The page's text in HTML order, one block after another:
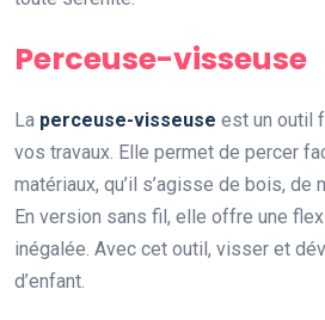
Perceuse-visseuse
La perceuse-visseuse est un outil
vos travaux. Elle permet de percer
matériaux, qu’il s’agisse de bois, de
En version sans fil, elle offre une
inégalée. Avec cet outil, visser et
d’enfant.